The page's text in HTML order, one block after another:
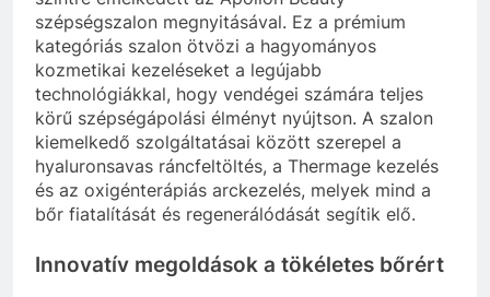
szépségszalon megnyitásával. Ez a prémium
kategóriás szalon ötvözi a hagyományos
kozmetikai kezeléseket a legújabb
technológiákkal, hogy vendégei számára teljes
körű szépségápolási élményt nyújtson. A szalon
kiemelkedő szolgáltatásai között szerepel a
hyaluronsavas ráncfeltöltés, a Thermage kezelés
és az oxigénterápiás arckezelés, melyek mind a
bőr fiatalítását és regenerálódását segítik elő.
Innovatív megoldások a tökéletes bőrért